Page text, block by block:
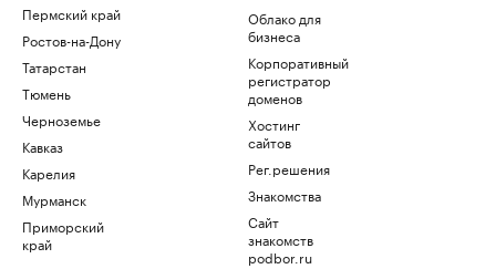
Пермский край
Ростов-на-Дону
Татарстан
Тюмень
Черноземье
Кавказ
Карелия
Мурманск
Приморский
край
Облако для
бизнеса
Корпоративный
регистратор
доменов
Хостинг
сайтов
Рег.решения
Знакомства
Сайт
знакомств
podbor.ru